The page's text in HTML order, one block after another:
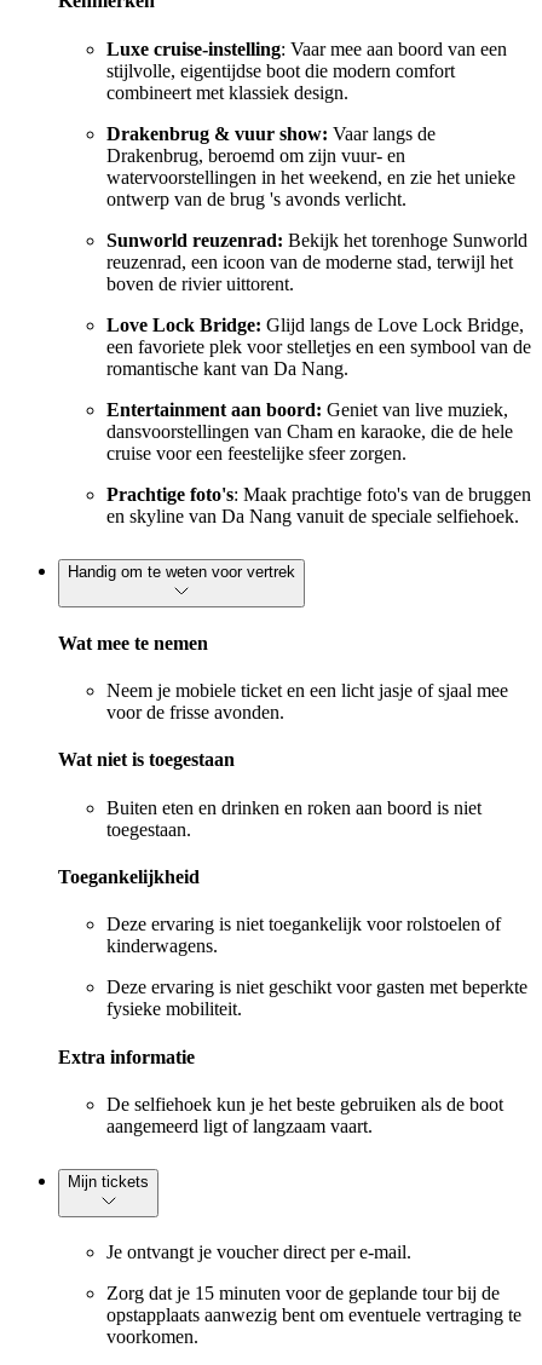
Luxe cruise-instelling: Vaar mee aan boord van een
stijlvolle, eigentijdse boot die modern comfort
combineert met klassiek design.
Drakenbrug & vuur show: Vaar langs de
Drakenbrug, beroemd om zijn vuur- en
watervoorstellingen in het weekend, en zie het unieke
ontwerp van de brug 's avonds verlicht.
Sunworld reuzenrad: Bekijk het torenhoge Sunworld
reuzenrad, een icoon van de moderne stad, terwijl het
boven de rivier uittorent.
Love Lock Bridge: Glijd langs de Love Lock Bridge,
een favoriete plek voor stelletjes en een symbool van de
romantische kant van Da Nang.
Entertainment aan boord: Geniet van live muziek,
dansvoorstellingen van Cham en karaoke, die de hele
cruise voor een feestelijke sfeer zorgen.
Prachtige foto's: Maak prachtige foto's van de bruggen
en skyline van Da Nang vanuit de speciale selfiehoek.
Handig om te weten voor vertrek
Wat mee te nemen
Neem je mobiele ticket en een licht jasje of sjaal mee
voor de frisse avonden.
Wat niet is toegestaan
Buiten eten en drinken en roken aan boord is niet
toegestaan.
Toegankelijkheid
Deze ervaring is niet toegankelijk voor rolstoelen of
kinderwagens.
Deze ervaring is niet geschikt voor gasten met beperkte
fysieke mobiliteit.
Extra informatie
De selfiehoek kun je het beste gebruiken als de boot
aangemeerd ligt of langzaam vaart.
Mijn tickets
Je ontvangt je voucher direct per e-mail.
Zorg dat je 15 minuten voor de geplande tour bij de
opstapplaats aanwezig bent om eventuele vertraging te
voorkomen.